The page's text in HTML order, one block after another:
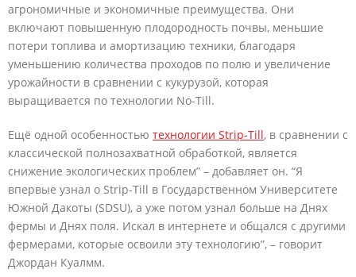
агрономичные и экономичные преимущества. Они
включают повышенную плодородность почвы, меньшие
потери топлива и амортизацию техники, благодаря
уменьшению количества проходов по полю и увеличение
урожайности в сравнении с кукурузой, которая
выращивается по технологии No-Till.
Ещё одной особенностью технологии Strip-Till, в сравнении с
классической полнозахватной обработкой, является
снижение экологических проблем” – добавляет он. “Я
впервые узнал о Strip-Till в Государственном Университете
Южной Дакоты (SDSU), а уже потом узнал больше на Днях
фермы и Днях поля. Искал в интернете и общался с другими
фермерами, которые освоили эту технологию”, – говорит
Джордан Куалмм.